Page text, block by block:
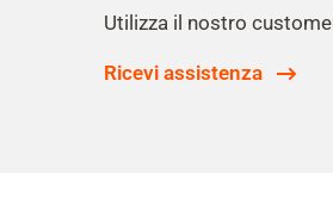
Utilizza il nostro
Ricevi assistenza